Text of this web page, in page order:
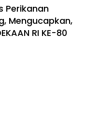
Perikanan
Mengucapkan,
RI KE-80